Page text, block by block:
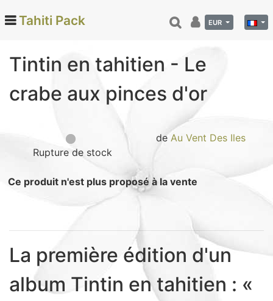
Monoi de Tahiti (66)
Noix de coco (24)
Vanille de Tahiti (26)
Calendriers et agenda (6)
Danse tahitienne (29)
Décoration (22)
Sacs, Bijoux et Accessoires (33)
Tahiti Pack EUR
Tintin en tahitien - Le
crabe aux pinces d'or
Rupture de stock
de Au Vent Des Iles
Ce produit n'est plus proposé à la vente
La première édition d'un
album Tintin en tahitien : «